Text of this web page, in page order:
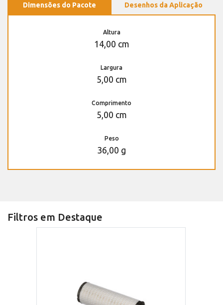
Dimensões do Pacote Desenhos da Aplicação
Altura
14,00 cm
Largura
5,00 cm
Comprimento
5,00 cm
Peso
36,00 g
Filtros em Destaque